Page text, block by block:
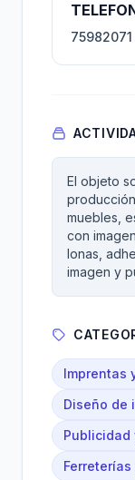
75982071
El objeto
muebles,
con
lonas,
imagen y
Imprentas
Diseño de
Publicidad